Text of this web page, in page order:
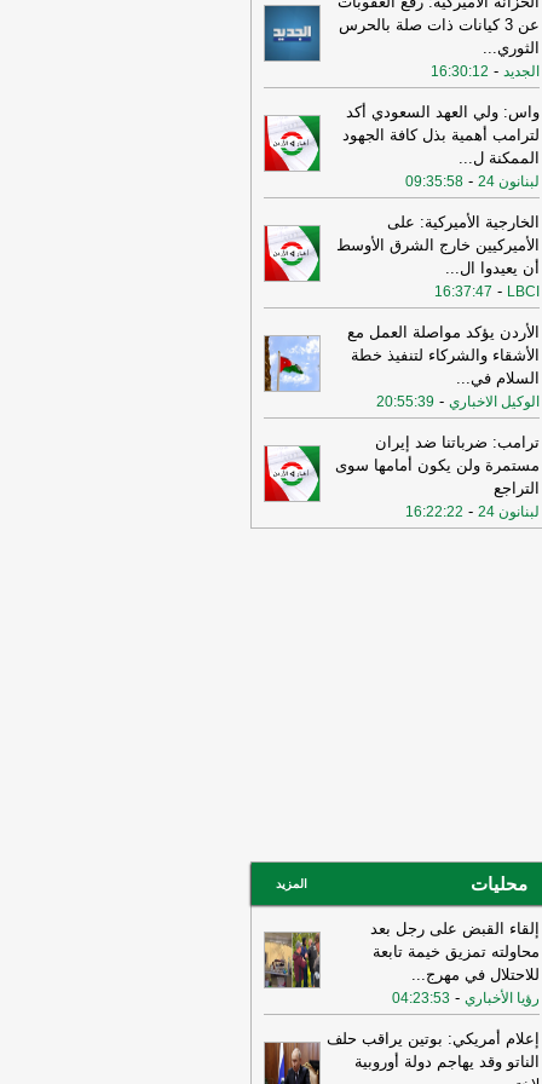
11:08
عراقجي: واشنطن كانت تسعى
دفع الأمور نحو التصعيد وهي التي
الاتفاق وأوصلت الأمور إلى الوضع
10:29
عراقجي: لم نلحظ أي حسن نية
سلوك الولايات المتحدة
16:59
عراقجي: لن نقبل بوقف إطلاق نار
ولن يُطرح هذا الأمر ما لم تُلبَّ
بشأن مضيق هرمز- لبنانون 24
12:31
الأردن تعلن اعتراض 4 صواريخ
وسقوط 2 في مناطق خالية
الإلكترونية
19:02
‏الخارجية الأردنية للقائم بالأعمال
هناك بيانات إيرانية رسمية
ضد الأردن -لبنانون 24
15:57
وزير الدفاع الإسرائيلي: إذا
إيران فسنرد ونهاجمها بشكل
-
15:55
وزير الخارجية الإيراني: اختراق
عن 3 كيانات ذات صلة بالحرس
الثوري...
الجديد -
16:30:12
واس: ولي العهد السعودي أكد
لترامب أهمية بذل كافة الجهود
الممكنة ل...
لبنانون 24 -
09:35:58
الخارجية الأميركية: على
الأميركيين خارج الشرق الأوسط
أن يعيدوا ال...
LBCI
-
16:37:47
الأردن يؤكد مواصلة العمل مع
الأشقاء والشركاء لتنفيذ خطة
السلام في...
الوكيل الاخباري -
20:55:39
ترامب: ضرباتنا ضد إيران
مستمرة ولن يكون أمامها سوى
التراجع
لبنانون 24 -
16:22:22
محليات المزيد
إلقاء القبض على رجل بعد
محاولته تمزيق خيمة تابعة
للاحتلال في مهرج...
رؤيا الأخباري -
04:23:53
إعلام أمريكي: بوتين يراقب حلف
الناتو وقد يهاجم دولة أوروبية